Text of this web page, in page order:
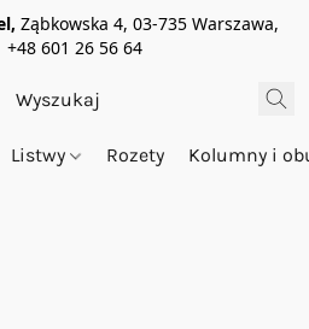
Ząbkowska 4, 03-735 Warszawa,
601 26 56 64
Listwy Rozety Kolumny i